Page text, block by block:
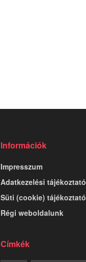
Információk
Impresszum
Adatkezelési tájékoztató
Süti (cookie) tájékoztató
Régi weboldalunk
Címkék